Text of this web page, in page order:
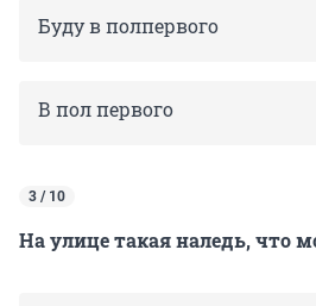
Буду в полпервого
В пол первого
3 / 10
На улице такая наледь, что